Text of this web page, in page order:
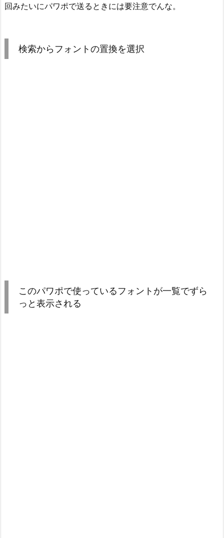
回みたいにパワポで送るときには要注意でんな。
検索からフォントの置換を選択
このパワポで使っているフォントが一覧でずら
っと表示される